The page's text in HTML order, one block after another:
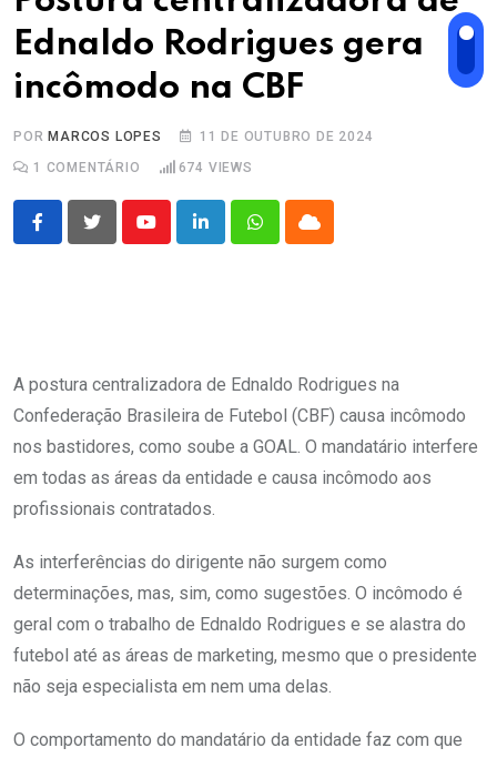
Ednaldo Rodrigues gera
incômodo na CBF
PORMARCOS LOPES
11 DE OUTUBRO DE 2024
1 COMENTÁRIO 674 VIEWS
YoutubeLinkedInWhatsappCloud
A postura centralizadora de Ednaldo Rodrigues na
Confederação Brasileira de Futebol (CBF) causa incômodo
nos bastidores, como soube a GOAL. O mandatário interfere
em todas as áreas da entidade e causa incômodo aos
profissionais contratados.
As interferências do dirigente não surgem como
determinações, mas, sim, como sugestões. O incômodo é
geral com o trabalho de Ednaldo Rodrigues e se alastra do
futebol até as áreas de marketing, mesmo que o presidente
não seja especialista em nem uma delas.
O comportamento do mandatário da entidade faz com que